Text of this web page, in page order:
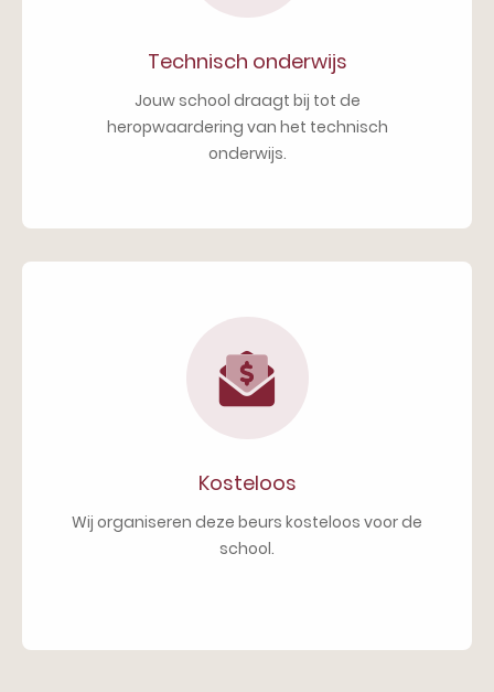
Technisch onderwijs
Jouw school draagt bij tot de
heropwaardering van het technisch
onderwijs.
Kosteloos
Wij organiseren deze beurs kosteloos voor de
school.